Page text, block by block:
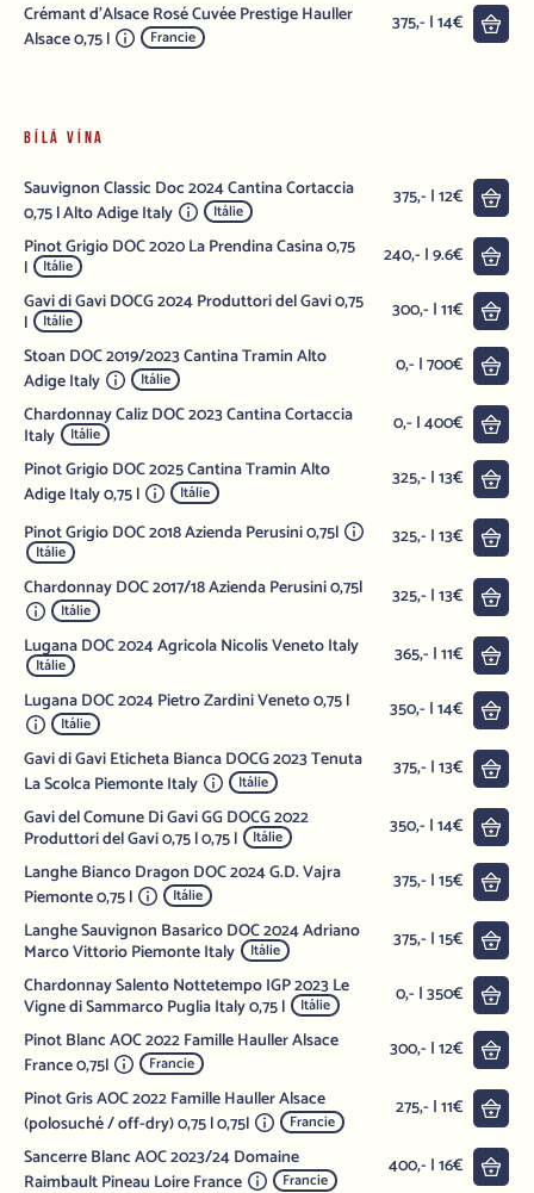
Crémant d'Alsace Rosé Cuvée Prestige Hauller
Alsace 0,75 l
Francie
375,- | 14€
BÍLÁ VÍNA
Sauvignon Classic Doc 2024 Cantina Cortaccia
0,75 l Alto Adige Italy
Itálie
375,- | 12€
Pinot Grigio DOC 2020 La Prendina Casina 0,75
l Itálie 240,- | 9.6€
Gavi di Gavi DOCG 2024 Produttori del Gavi 0,75
l Itálie 300,- | 11€
Stoan DOC 2019/2023 Cantina Tramin Alto
Adige Italy
Itálie
0,- | 700€
Chardonnay Caliz DOC 2023 Cantina Cortaccia
Italy Itálie 0,- | 400€
Pinot Grigio DOC 2025 Cantina Tramin Alto
Adige Italy 0,75 l
Itálie
325,- | 13€
Pinot Grigio DOC 2018 Azienda Perusini 0,75l
Itálie
325,- | 13€
Chardonnay DOC 2017/18 Azienda Perusini 0,75l
Itálie
325,- | 13€
Lugana DOC 2024 Agricola Nicolis Veneto Italy
Itálie 365,- | 11€
Lugana DOC 2024 Pietro Zardini Veneto 0,75 l
Itálie
350,- | 14€
Gavi di Gavi Eticheta Bianca DOCG 2023 Tenuta
La Scolca Piemonte Italy
Itálie
375,- | 13€
Gavi del Comune Di Gavi GG DOCG 2022
Produttori del Gavi 0,75 l 0,75 l Itálie 350,- | 14€
Langhe Bianco Dragon DOC 2024 G.D. Vajra
Piemonte 0,75 l
Itálie
375,- | 15€
Langhe Sauvignon Basarico DOC 2024 Adriano
Marco Vittorio Piemonte Italy Itálie 375,- | 15€
Chardonnay Salento Nottetempo IGP 2023 Le
Vigne di Sammarco Puglia Italy 0,75 l Itálie 0,- | 350€
Pinot Blanc AOC 2022 Famille Hauller Alsace
France 0,75l
Francie
300,- | 12€
Pinot Gris AOC 2022 Famille Hauller Alsace
(polosuché / off-dry) 0,75 l 0,75l
Francie
275,- | 11€
Sancerre Blanc AOC 2023/24 Domaine
Raimbault Pineau Loire France
Francie
400,- | 16€